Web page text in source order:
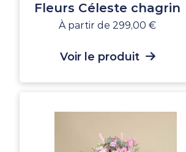
Fleurs Céleste chagrin
À partir de 299,00 €
Voir le produit